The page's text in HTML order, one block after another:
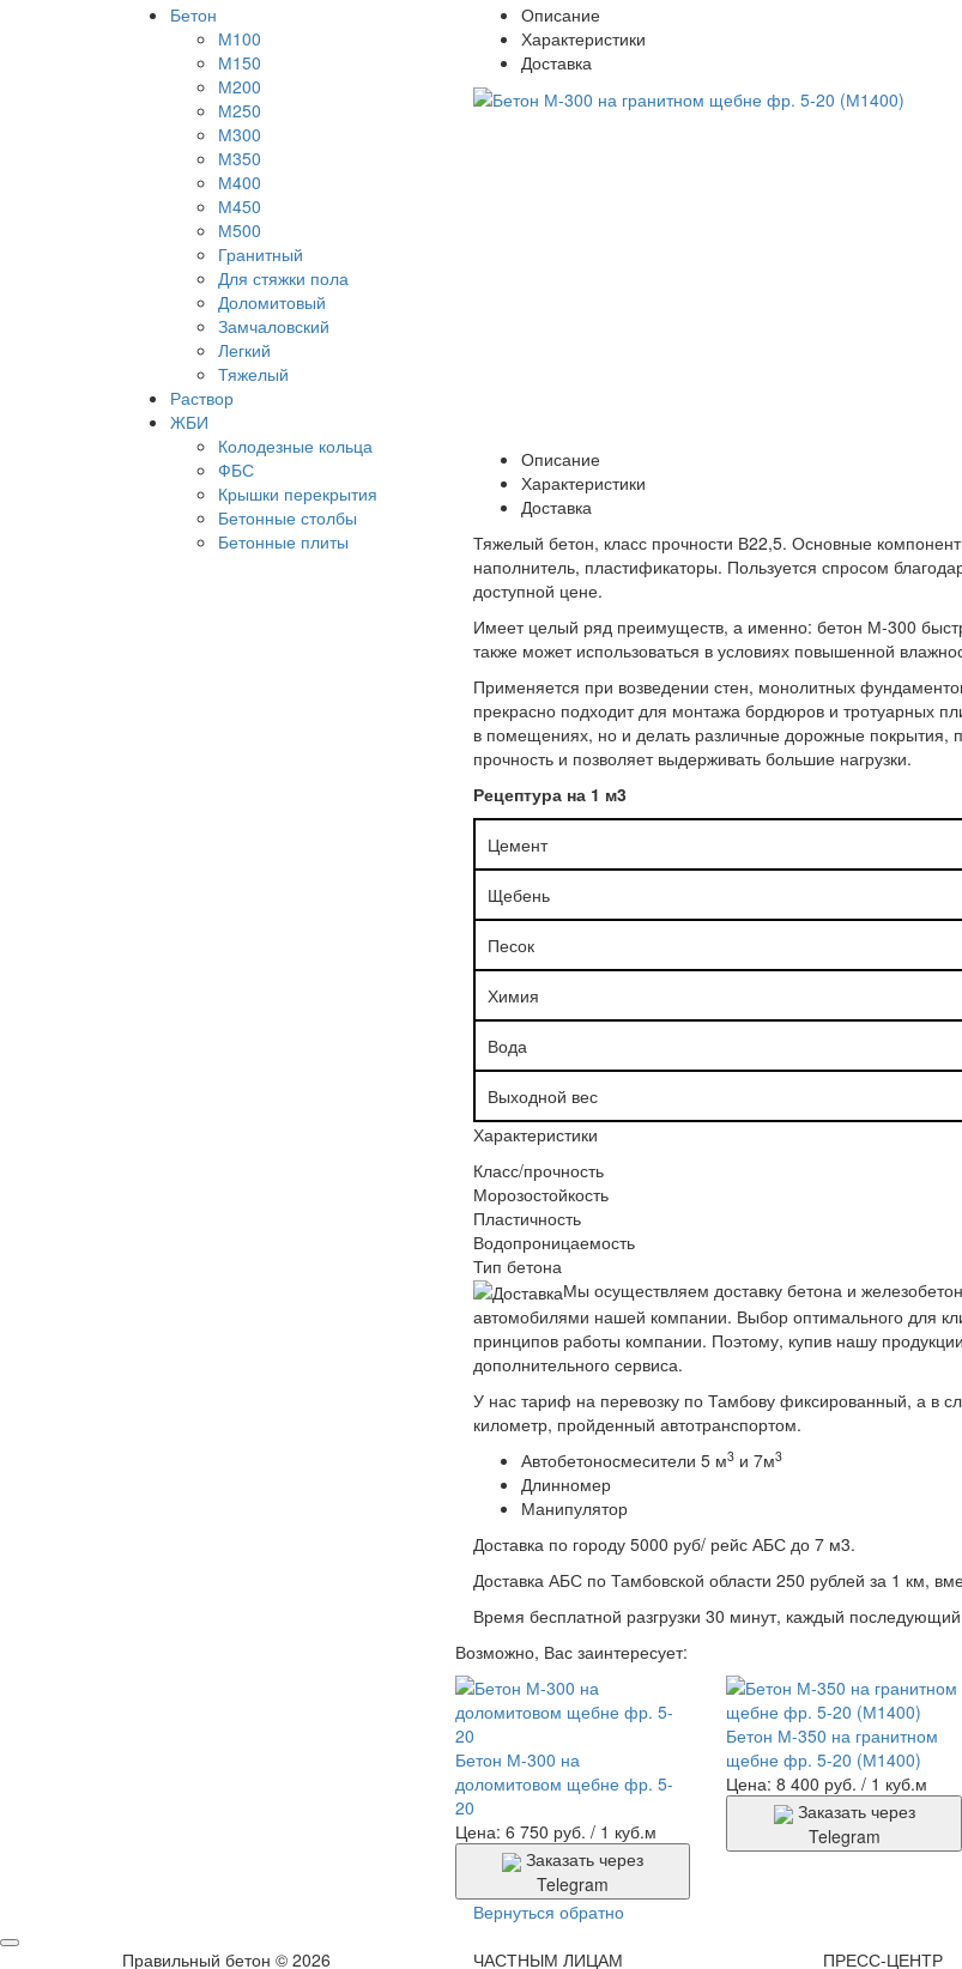
Бетон
М100
М150
М200
М250
М300
М350
М400
М450
М500
Гранитный
Для стяжки пола
Доломитовый
Замчаловский
Легкий
Тяжелый
Раствор
ЖБИ
Колодезные кольца
ФБС
Крышки перекрытия
Бетонные столбы
Бетонные плиты
Описание
Характеристики
Доставка
Описание
Характеристики
Доставка
Тяжелый бетон, класс прочности В22,5. Основные
наполнитель, пластификаторы. Пользуется спросом
доступной цене.
Имеет целый ряд преимуществ, а именно: бетон М-300
также может использоваться в условиях повышенной
Применяется при возведении стен, монолитных
прекрасно подходит для монтажа бордюров и тротуарных
в помещениях, но и делать различные дорожные покрытия,
прочность и позволяет выдерживать большие нагрузки.
Рецептура на 1 м3
Цемент
Щебень
Песок
Химия
Вода
Выходной вес
Характеристики
Класс/прочность
Морозостойкость
Пластичность
Водопроницаемость
Тип бетона
Мы осуществляем доставку бетона и
автомобилями нашей компании. Выбор оптимального для
принципов работы компании. Поэтому, купив нашу
дополнительного сервиса.
У нас тариф на перевозку по Тамбову фиксированный, а в
километр, пройденный автотранспортом.
Автобетоносмесители 5 м3и 7м3
Длинномер
Манипулятор
Доставка по городу 5000 руб/ рейс АБС до 7 м3.
Доставка АБС по Тамбовской области 250 рублей за 1 км,
Время бесплатной разгрузки 30 минут, каждый
Возможно, Вас заинтересует:
Бетон М-300 на
доломитовом щебне фр. 5-
20
Цена: 6 750 руб. / 1 куб.м
Заказать через
Telegram
Бетон М-350 на гранитном
щебне фр. 5-20 (М1400)
Цена: 8 400 руб. / 1 куб.м
Заказать через
Telegram
Вернуться обратно
Правильный бетон © 2026
ЧАСТНЫМ ЛИЦАМ ПРЕСС-ЦЕНТР